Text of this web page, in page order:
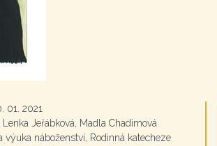
01. 2021
Lenka Jeřábková, Madla Chadimová
výuka náboženství, Rodinná katecheze